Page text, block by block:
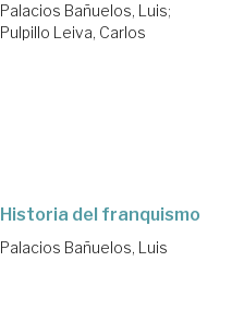
Palacios Bañuelos, Luis;
Pulpillo Leiva, Carlos
Historia del franquismo
Palacios Bañuelos, Luis